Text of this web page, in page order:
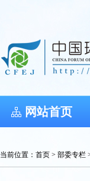
网站首页
当前位置： 首页 > 部委专栏